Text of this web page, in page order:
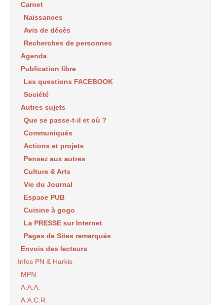
Carnet
Naissances
Avis de décès
Recherches de personnes
Agenda
Publication libre
Les questions FACEBOOK
Société
Autres sujets
Que se passe-t-il et où ?
Communiqués
Actions et projets
Pensez aux autres
Culture & Arts
Vie du Journal
Espace PUB
Cuisine à gogo
La PRESSE sur Internet
Pages de Sites remarqués
Envois des lecteurs
Infos PN & Harkis
MPN
A.A.A.
A.A.C.R.